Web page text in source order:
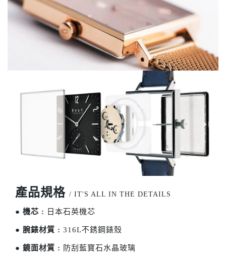
產品規格 / IT'S ALL IN THE DETAILS
● 機芯 : 日本石英機芯
● 腕錶材質 : 316L不銹鋼錶殼
● 鏡面材質 : 防刮藍寶石水晶玻璃